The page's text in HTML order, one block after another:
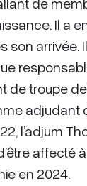
Il a
arrivée.
de troupe
l’adjum
en 2024.